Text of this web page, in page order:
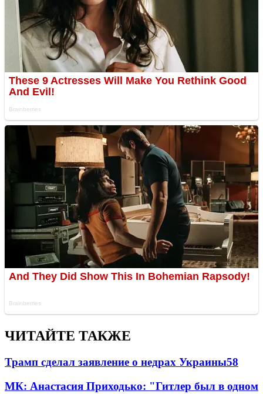
ЧИТАЙТЕ ТАКЖЕ
Трамп сделал заявление о недрах Украины58
МК: Анастасия Приходько: "Гитлер был в одном